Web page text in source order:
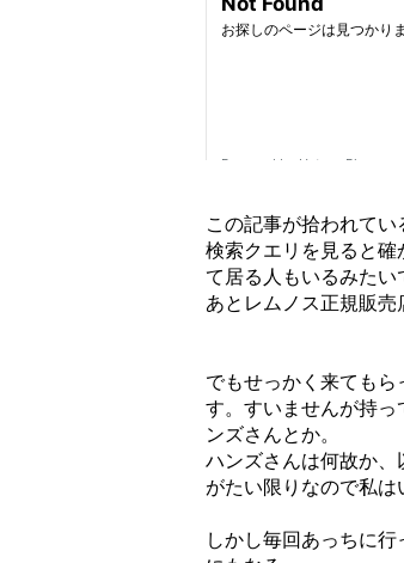
この記事が拾われてい
検索クエリを見ると
て居る人もいるみたい
あとレムノス正規販売
でもせっかく来ても
す。すいませんが持
ンズさんとか。
ハンズさんは何故か、
がたい限りなので私は
しかし毎回あっちに